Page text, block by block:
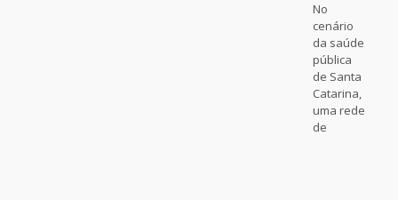
No
cenário
da saúde
pública
de Santa
Catarina,
uma rede
de